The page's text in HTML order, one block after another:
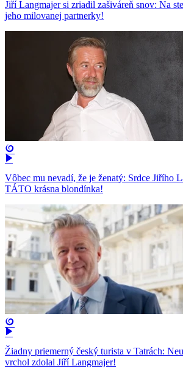
Jiří Langmajer si zriadil zašiváreň snov: Na
jeho milovanej partnerky!
Vôbec mu nevadí, že je ženatý: Srdce Jiřího
TÁTO krásna blondínka!
Žiadny priemerný český turista v Tatrách:
vrchol zdolal Jiří Langmajer!